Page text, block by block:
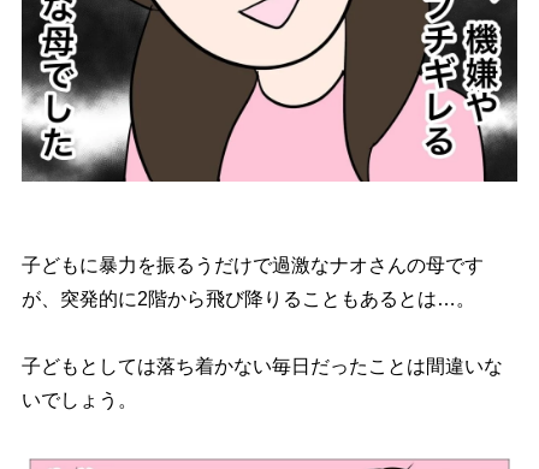
子どもに暴力を振るうだけで過激なナオさんの母です
が、突発的に2階から飛び降りることもあるとは…。
子どもとしては落ち着かない毎日だったことは間違いな
いでしょう。